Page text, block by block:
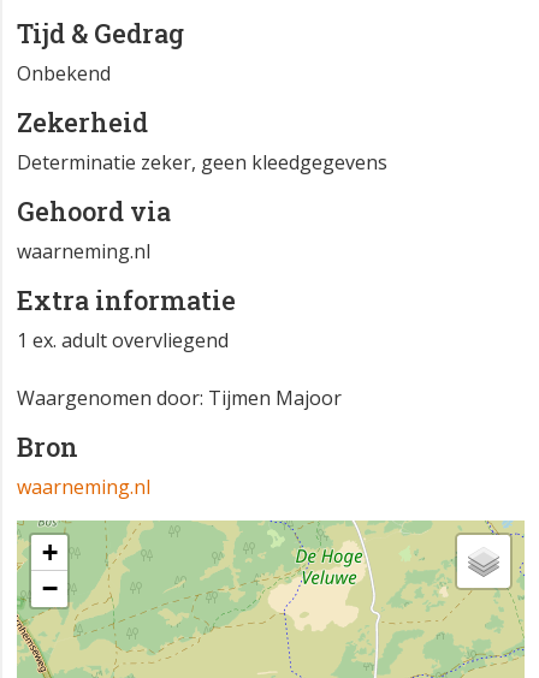
Tijd & Gedrag
Onbekend
Zekerheid
Determinatie zeker, geen kleedgegevens
Gehoord via
waarneming.nl
Extra informatie
1 ex. adult overvliegend
Waargenomen door: Tijmen Majoor
Bron
waarneming.nl
+
−